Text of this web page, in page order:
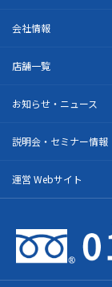
会社情報
店舗一覧
お知らせ・ニュース
説明会・セミナー情報
運営 Webサイト